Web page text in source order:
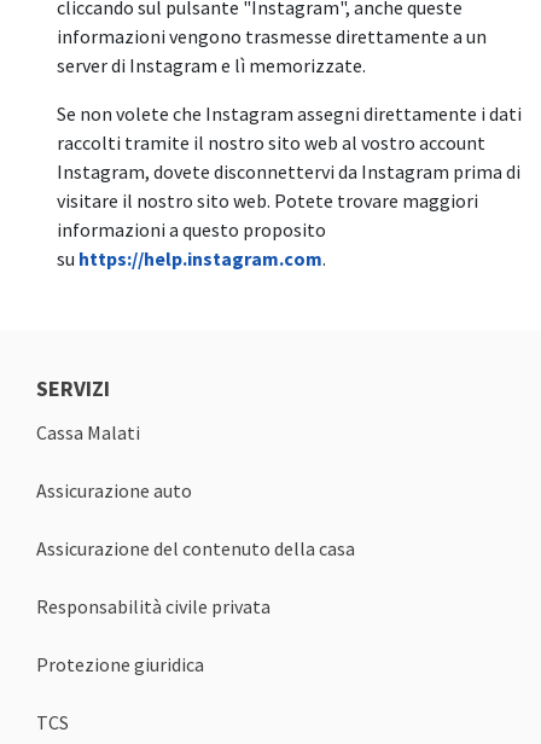
cliccando sul pulsante "Instagram", anche queste
informazioni vengono trasmesse direttamente a un
server di Instagram e lì memorizzate.
Se non volete che Instagram assegni direttamente i dati
raccolti tramite il nostro sito web al vostro account
Instagram, dovete disconnettervi da Instagram prima di
visitare il nostro sito web. Potete trovare maggiori
informazioni a questo proposito
su https://help.instagram.com.
SERVIZI
Cassa Malati
Assicurazione auto
Assicurazione del contenuto della casa
Responsabilità civile privata
Protezione giuridica
TCS